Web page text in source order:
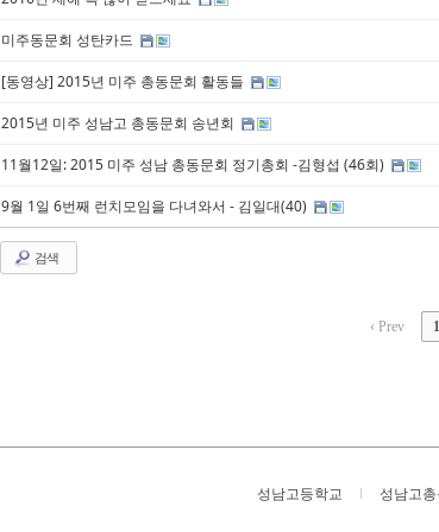
미주동문회 성탄카드
[동영상] 2015년 미주 총동문회 활동들
2015년 미주 성남고 총동문회 송년회
11월12일: 2015 미주 성남 총동문회 정기총회 -김형섭 (46회)
9월 1일 6번째 런치모임을 다녀와서 - 김일대(40)
검색
‹ Prev 1
성남고등학교 성남고